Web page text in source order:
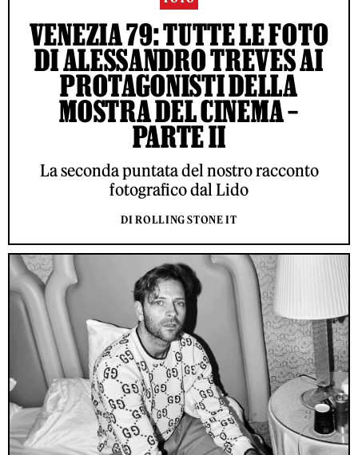
VENEZIA 79: TUTTE LE FOTO
DI ALESSANDRO TREVES AI
PROTAGONISTI DELLA
MOSTRA DEL CINEMA –
PARTE II
La seconda puntata del nostro racconto
fotografico dal Lido
DI ROLLING STONE IT